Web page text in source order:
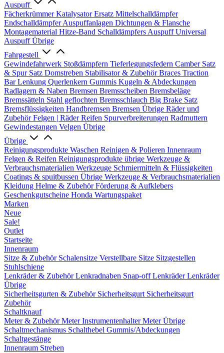
Auspuff
FächerkrümmerKatalysator Ersatz Mittelschalldämpfer
EndschalldämpferAuspuffanlagen Dichtungen & Flansche
Montagematerial Hitze-Band Schalldämpfers Auspuff Universal
Auspuff Übrige
Fahrgestell
Gewindefahrwerk Stoßdämpfern Tieferlegungsfedern Camber Satz
& Spur Satz Domstreben Stabilisator & ZubehörBraces Traction
BarLenkung Querlenkern Gummis Kugeln & Abdeckungen
Radlagern & Naben Bremsen Bremsscheiben Bremsbeläge
Bremssätteln Stahl geflochten Bremsschlauch Big Brake Satz
Bremsflüssigkeiten Handbremsen Bremsen Übrige Räder und
ZubehörFelgen | RäderReifen Spurverbreiterungen Radmuttern
Gewindestangen Velgen Übrige
Übrige
Reinigungsprodukte Waschen Reinigen & Polieren Innenraum
Felgen & Reifen Reinigungsprodukte übrige Werkzeuge &
Verbrauchsmaterialien Werkzeuge Schmiermitteln & Flüssigkeiten
Coatings & spuitbussen Übrige Werkzeuge & Verbrauchsmaterialien
Kleidung Helme & ZubehörFörderung & Aufklebers
Geschenkgutscheine Honda Wartungspaket
Marken
Neue
Sale!
Outlet
Startseite
Innenraum
Sitze & Zubehör Schalensitze Verstellbare Sitze Sitzgestellen
Stuhlschiene
Lenkräder & ZubehörLenkradnaben Snap-offLenkräderLenkräder
Übrige
Sicherheitsgurten & Zubehör Sicherheitsgurt Sicherheitsgurt
Zubehör
Schaltknauf
Meter & ZubehörMeterInstrumentenhalterMeter Übrige
Schaltmechanismus Schalthebel Gummis/Abdeckungen
Schaltgestänge
Innenraum Streben